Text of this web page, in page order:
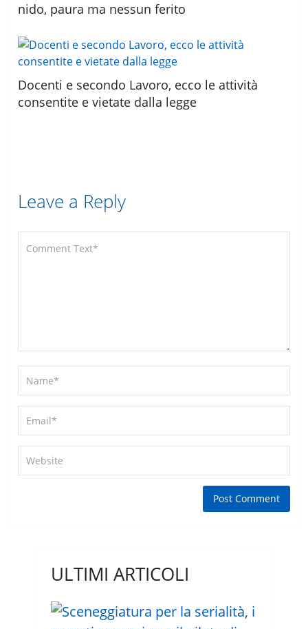
nido, paura ma nessun ferito
Docenti e secondo Lavoro, ecco le attività
consentite e vietate dalla legge
Leave a Reply
ULTIMI ARTICOLI